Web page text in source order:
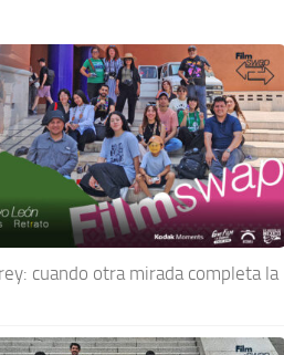
cuando otra mirada completa la